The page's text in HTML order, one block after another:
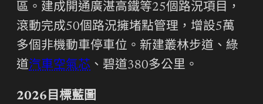
區。建成開通廣湛高鐵等25個路況項目，
滾動完成50個路況擁堵點管理，增設5萬
多個非機動車停車位。新建叢林步道、綠
道汽車空氣芯 、碧道380多公里。
2026目標藍圖